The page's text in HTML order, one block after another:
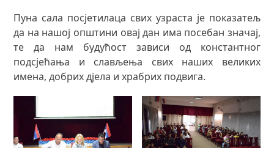
Пуна сала посјетилаца свих узраста је показатељ
да на нашој општини овај дан има посебан значај,
те да нам будућост зависи од константног
подсјећања и слављења свих наших великих
имена, добрих дјела и храбрих подвига.